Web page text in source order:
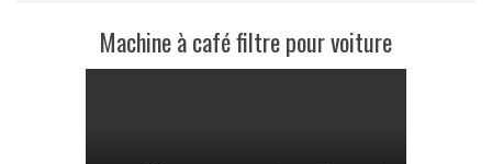
Machine à café filtre pour voiture